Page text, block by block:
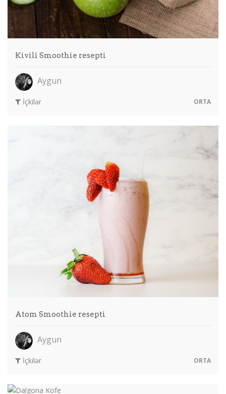
Kivili Smoothie resepti
Aygun
İçkilər ORTA
Atom Smoothie resepti
Aygun
İçkilər ORTA